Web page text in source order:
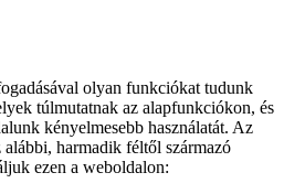
olyan funkciókat tudunk
túlmutatnak az alapfunkciókon, és
kényelmesebb használatát. Az
alábbi, harmadik féltől származó
ezen a weboldalon: